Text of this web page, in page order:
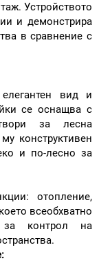
Устройството
и демонстрира
в сравнение с
вид и
се оснащва с
за лесна
конструктивен
и по-лесно за
отопление,
всеобхватно
за контрол на